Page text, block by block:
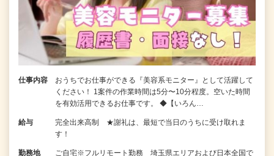
仕事内容
おうちでお仕事ができる『美容系モニター』として活躍して
ください！ 1案件の作業時間は5分〜10分程度。空いた時間
を有効活用できるお仕事です。 ◆【いろん…
給与
完全出来高制 ★謝礼は、最短で当日のうちに受け取れま
す！
勤務地
ご自宅※フルリモート勤務 埼玉県エリアおよび日本全国で